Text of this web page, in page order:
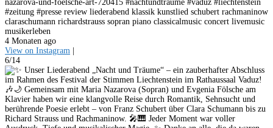
nazarova-und-foelsche-art-720415 #nachtundträume #vaduz #liechtenstein
#zeitung #presse review liederabend klassik kunstlied schubert rachmaninow
claraschumann richardstrauss sopran piano classicalmusic concert livemusic
musikerleben
4 Monaten ago
View on Instagram |
6/14